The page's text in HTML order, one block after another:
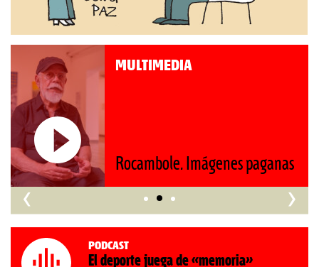
MULTIMEDIA
Rocambole. Imágenes paganas
‹ ›
Podcast
El deporte juega de «memoria»